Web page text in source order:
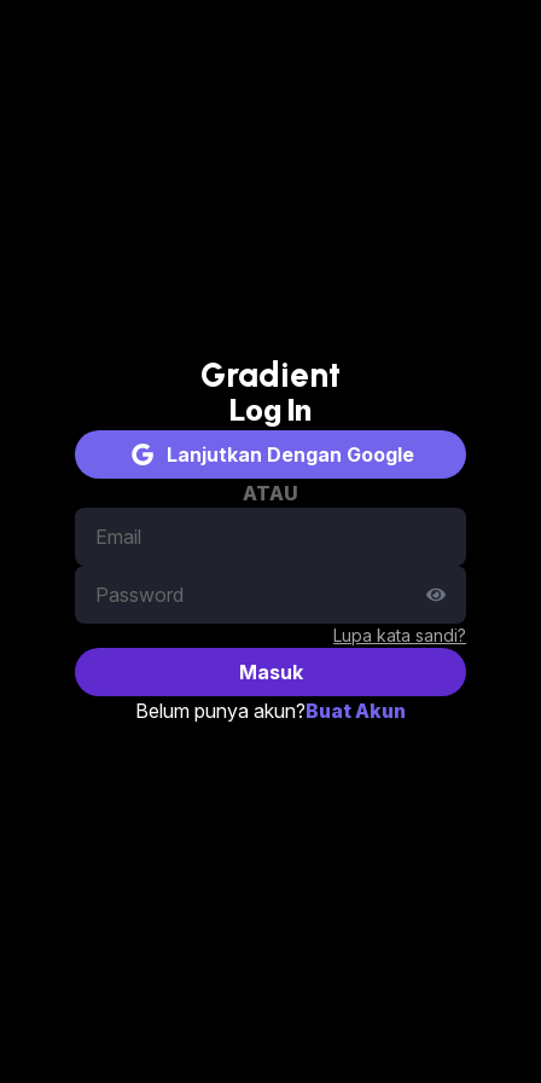
Gradient
Log In
Lanjutkan Dengan Google
ATAU
Lupa kata sandi?
Masuk
Belum punya akun?Buat Akun